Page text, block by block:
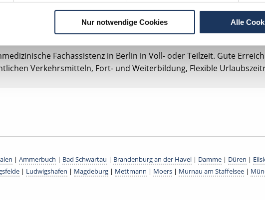
Nur notwendige Cookies Alle
Röntgen mit DVT, Eigenes Praxislabor.
Fachassistenz (ZMF) (m/w/d) in Voll- oder Teilzeit ab
Fachassistenz in Berlin in Voll- oder Teilzeit. Gute
Verkehrsmitteln, Fort- und Weiterbildung, Flexible
| Ammerbuch | Bad Schwartau | Brandenburg an der Havel | Damme | Düren |
| Ludwigshafen | Magdeburg | Mettmann | Moers | Murnau am Staffelsee |